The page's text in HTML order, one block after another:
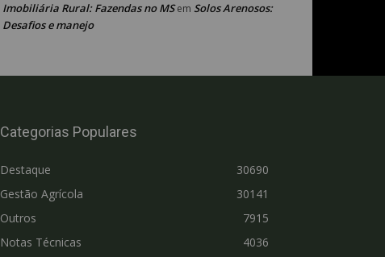
Imobiliária Rural: Fazendas no MSem Solos Arenosos:
Desafios e manejo
Categorias Populares
Destaque
30690
Gestão Agrícola
30141
Outros
7915
Notas Técnicas
4036